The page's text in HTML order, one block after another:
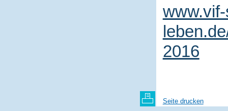
2016
Seite drucken